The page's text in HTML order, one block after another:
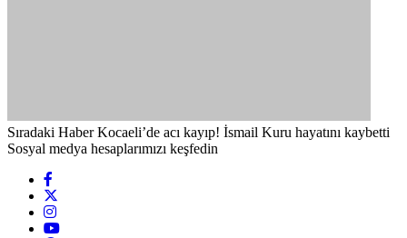
Sıradaki Haber Kocaeli’de acı kayıp! İsmail Kuru hayatını kaybetti
Sosyal medya hesaplarımızı keşfedin